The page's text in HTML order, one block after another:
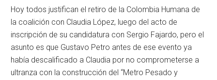
Hoy todos justifican el retiro de la Colombia Humana de
la coalición con Claudia López, luego del acto de
inscripción de su candidatura con Sergio Fajardo, pero el
asunto es que Gustavo Petro antes de ese evento ya
había descalificado a Claudia por no comprometerse a
ultranza con la construcción del “Metro Pesado y